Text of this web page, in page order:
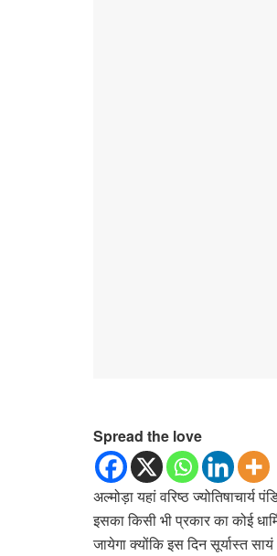
Spread the love
अल्मोड़ा यहां वरिष्ठ
इसका किसी भी प्रकार का कोई
जायेगा क्योंकि इस दिन सूर्यास्त